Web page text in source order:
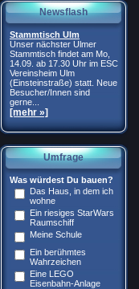
Newsflash
Stammtisch Ulm
Unser nächster Ulmer
Stammtisch findet am Mo,
14.09. ab 17.30 Uhr im ESC
Vereinsheim Ulm
(Einsteinstraße) statt. Neue
Besucher/Innen sind
gerne...
[mehr »]
Umfrage
Was würdest Du bauen?
Das Haus, in dem ich
wohne
Ein riesiges StarWars
Raumschiff
Meine Schule
Ein berühmtes
Wahrzeichen
Eine LEGO
Eisenbahn-Anlage